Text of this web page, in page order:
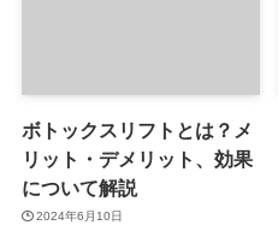
ボトックスリフトとは？メ
リット・デメリット、効果
について解説
2024年6月10日